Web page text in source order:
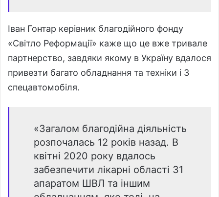
Іван Гонтар керівник благодійного фонду
«Світло Реформації» каже що це вже тривале
партнерство, завдяки якому в Україну вдалося
привезти багато обладнання та техніки і 3
спецавтомобіля.
«Загалом благодійна діяльність
розпочалась 12 років назад. В
квітні 2020 року вдалось
забезпечити лікарні області 31
апаратом ШВЛ та іншим